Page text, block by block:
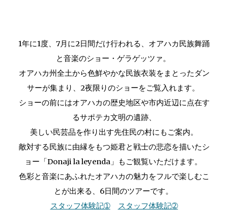
1年に1度、7月に2日間だけ行われる、オアハカ民族舞踊
と音楽のショー・ゲラゲッツァ。
オアハカ州全土から色鮮やかな民族衣装をまとったダン
サーが集まり、2夜限りのショーをご覧入れます。
ショーの前にはオアハカの歴史地区や市内近辺に点在す
るサポテカ文明の遺跡、
美しい民芸品を作り出す先住民の村にもご案内。
敵対する民族に由縁をもつ姫君と戦士の悲恋を描いたシ
ョー「Donaji la leyenda」もご観覧いただけます。
色彩と音楽にあふれたオアハカの魅力をフルで楽しむこ
とが出来る、6日間のツアーです。
スタッフ体験記➀
スタッフ体験記➁